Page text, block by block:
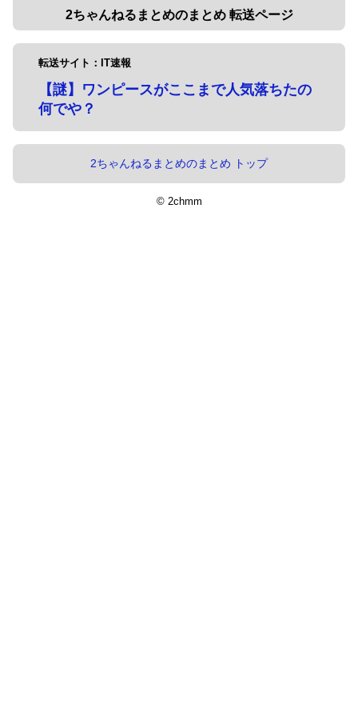
2ちゃんねるまとめのまとめ 転送ページ
転送サイト：IT速報
【謎】ワンピースがここまで人気落ちたの
何でや？
2ちゃんねるまとめのまとめ トップ
© 2chmm